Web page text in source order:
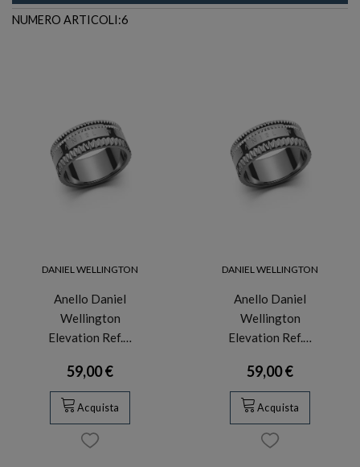
NUMERO ARTICOLI:6
DANIEL WELLINGTON
Anello Daniel
Wellington
Elevation Ref.…
59,00 €
Acquista
DANIEL WELLINGTON
Anello Daniel
Wellington
Elevation Ref.…
59,00 €
Acquista